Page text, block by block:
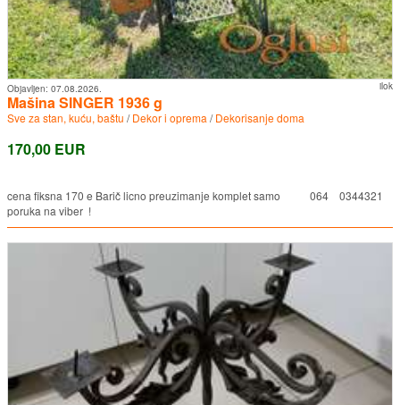
ilok
Objavljen: 07.08.2026.
Mašina SINGER 1936 g
Sve za stan, kuću, baštu /Dekor i oprema /Dekorisanje doma
170,00 EUR
cena fiksna 170 e Barič licno preuzimanje komplet samo 064 0344321
poruka na viber !